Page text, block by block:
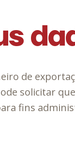
de
solicitar
fins